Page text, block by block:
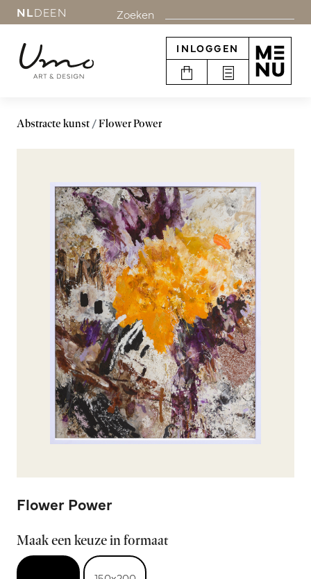
NLDEEN Zoeken
INLOGGEN
Abstracte kunst Flower Power
Flower Power
Maak een keuze in formaat